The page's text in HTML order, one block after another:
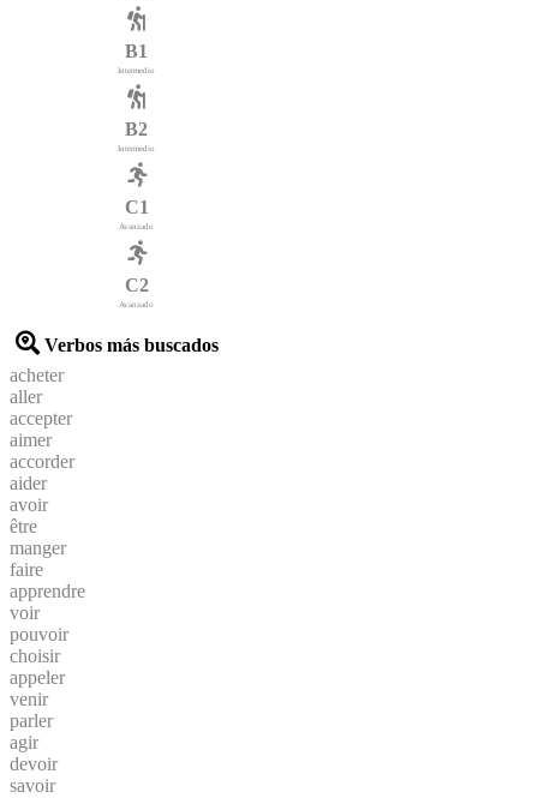
B1
Intermedio
B2
Intermedio
C1
Avanzado
C2
Avanzado
Verbos más buscados
acheter
aller
accepter
aimer
accorder
aider
avoir
être
manger
faire
apprendre
voir
pouvoir
choisir
appeler
venir
parler
agir
devoir
savoir